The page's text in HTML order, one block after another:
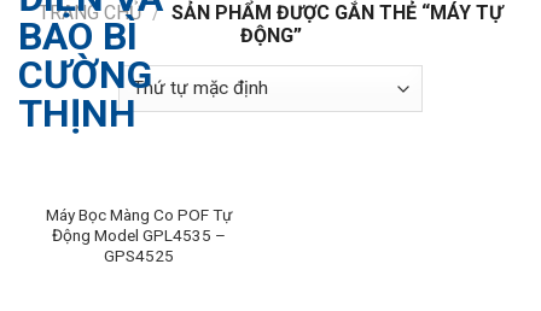
TRANG CHỦ / SẢN PHẨM ĐƯỢC GẮN THẺ “MÁY TỰ
ĐỘNG”
Máy Bọc Màng Co POF Tự
Động Model GPL4535 –
GPS4525